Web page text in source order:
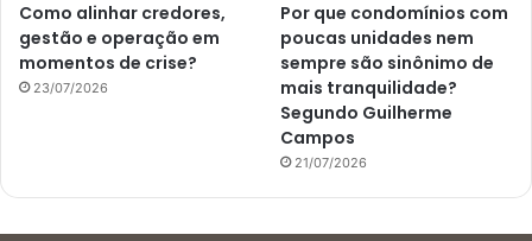
Como alinhar credores,
gestão e operação em
momentos de crise?
23/07/2026
Por que condomínios com
poucas unidades nem
sempre são sinônimo de
mais tranquilidade?
Segundo Guilherme
Campos
21/07/2026